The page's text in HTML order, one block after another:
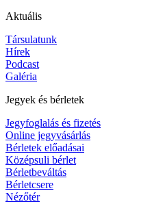
Aktuális
Társulatunk
Hírek
Podcast
Galéria
Jegyek és bérletek
Jegyfoglalás és fizetés
Online jegyvásárlás
Bérletek előadásai
Középsuli bérlet
Bérletbeváltás
Bérletcsere
Nézőtér